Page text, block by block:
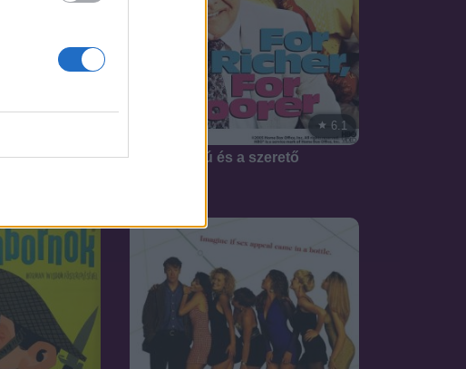
6.1
Az apa, a fiú és a szerető